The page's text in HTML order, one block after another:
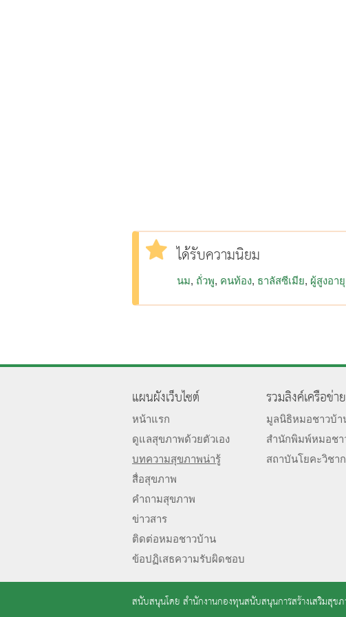
ได้รับความนิยม
นม ถั่วพู คนท้อง ธาลัสซีเมีย ผู้สูงอายุ
แผนผังเว็บไซต์
หน้าแรก
ดูแลสุขภาพด้วยตัวเอง
บทความสุขภาพน่ารู้
สื่อสุขภาพ
คำถามสุขภาพ
ข่าวสาร
ติดต่อหมอชาวบ้าน
ข้อปฏิเสธความรับผิดชอบ
รวมลิงค์เครือข่าย
มูลนิธิหมอชาวบ้า
สำนักพิมพ์หมอชา
สถาบันโยคะวิชา
สนับสนุนโดย สำนักงานกองทุนสนับสนุนการสร้างเสริมสุข